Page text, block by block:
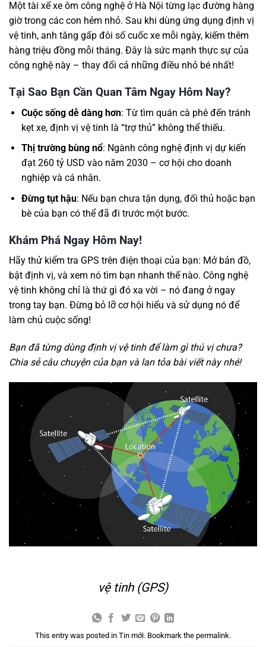
Một tài xế xe ôm công nghệ ở Hà Nội từng lạc đường hàng
giờ trong các con hẻm nhỏ. Sau khi dùng ứng dụng định vị
vệ tinh, anh tăng gấp đôi số cuốc xe mỗi ngày, kiếm thêm
hàng triệu đồng mỗi tháng. Đây là sức mạnh thực sự của
công nghệ này – thay đổi cả những điều nhỏ bé nhất!
Tại Sao Bạn Cần Quan Tâm Ngay Hôm Nay?
Cuộc sống dễ dàng hơn: Từ tìm quán cà phê đến tránh
kẹt xe, định vị vệ tinh là “trợ thủ” không thể thiếu.
Thị trường bùng nổ: Ngành công nghệ định vị dự kiến
đạt 260 tỷ USD vào năm 2030 – cơ hội cho doanh
nghiệp và cá nhân.
Đừng tụt hậu: Nếu bạn chưa tận dụng, đối thủ hoặc bạn
bè của bạn có thể đã đi trước một bước.
Khám Phá Ngay Hôm Nay!
Hãy thử kiểm tra GPS trên điện thoại của bạn: Mở bản đồ,
bật định vị, và xem nó tìm bạn nhanh thế nào. Công nghệ
vệ tinh không chỉ là thứ gì đó xa vời – nó đang ở ngay
trong tay bạn. Đừng bỏ lỡ cơ hội hiểu và sử dụng nó để
làm chủ cuộc sống!
Bạn đã từng dùng định vị vệ tinh để làm gì thú vị chưa?
Chia sẻ câu chuyện của bạn và lan tỏa bài viết này nhé!
vệ tinh (GPS)
This entry was posted in Tin mới. Bookmark the permalink.